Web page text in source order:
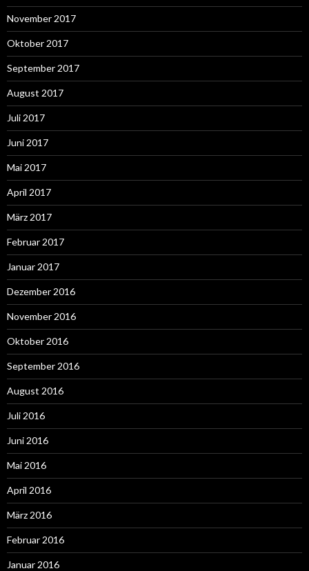
November 2017
Oktober 2017
September 2017
August 2017
Juli 2017
Juni 2017
Mai 2017
April 2017
März 2017
Februar 2017
Januar 2017
Dezember 2016
November 2016
Oktober 2016
September 2016
August 2016
Juli 2016
Juni 2016
Mai 2016
April 2016
März 2016
Februar 2016
Januar 2016